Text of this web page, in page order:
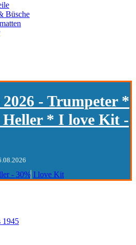
Büsche
2026 - Trumpeter *
Heller * I love Kit -
- 30% I love Kit
1945